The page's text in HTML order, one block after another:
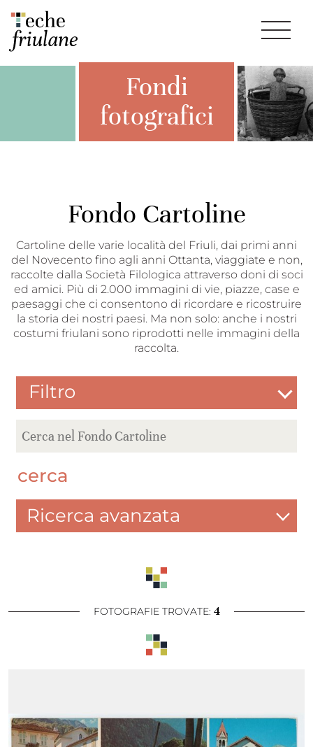
Fondi
fotografici
Fondo Cartoline
Cartoline delle varie località del Friuli, dai primi anni
del Novecento fino agli anni Ottanta, viaggiate e non,
raccolte dalla Società Filologica attraverso doni di soci
ed amici. Più di 2.000 immagini di vie, piazze, case e
paesaggi che ci consentono di ricordare e ricostruire
la storia dei nostri paesi. Ma non solo: anche i nostri
costumi friulani sono riprodotti nelle immagini della
raccolta.
Filtro
cerca
Ricerca avanzata
FOTOGRAFIE TROVATE: 4